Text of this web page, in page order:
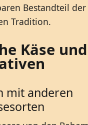
Bestandteil
Tradition.
Käse und
mit anderen